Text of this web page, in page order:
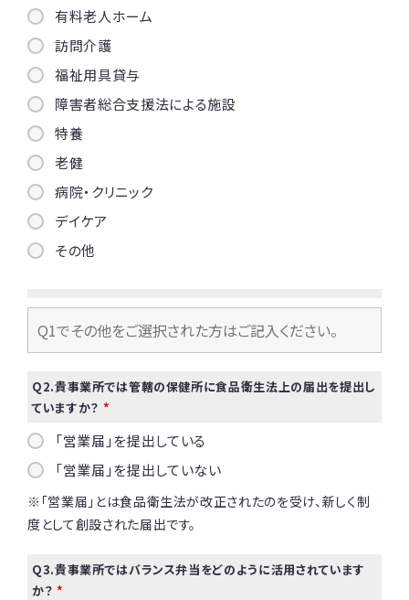
有料老人ホーム
訪問介護
福祉用具貸与
障害者総合支援法による施設
特養
老健
病院・クリニック
デイケア
その他
Q2.貴事業所では管轄の保健所に食品衛生法上の届出を提出し
ていますか？ *
「営業届」を提出している
「営業届」を提出していない
※「営業届」とは食品衛生法が改正されたのを受け、新しく制
度として創設された届出です。
Q3.貴事業所ではバランス弁当をどのように活用されています
か？ *